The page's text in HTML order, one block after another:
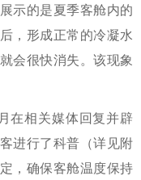
的是夏季客舱内的
，形成正常的冷凝水
会很快消失。该现象
相关媒体回复并辟
进行了科普（详见附
，确保客舱温度保持